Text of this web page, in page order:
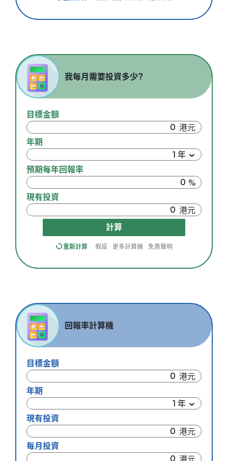
我每月需要投資多少?
目標金額
年期
預期每年回報率
現有投資
計算
重新計算 假設 更多計算機 免責聲明
回報率計算機
目標金額
年期
現有投資
每月投資